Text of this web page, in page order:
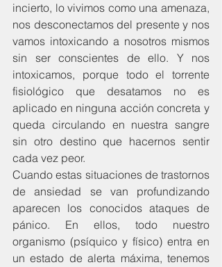
incierto, lo vivimos como una amenaza,
nos desconectamos del presente y nos
vamos intoxicando a nosotros mismos
sin ser conscientes de ello. Y nos
intoxicamos, porque todo el torrente
fisiológico que desatamos no es
aplicado en ninguna acción concreta y
queda circulando en nuestra sangre
sin otro destino que hacernos sentir
cada vez peor.
Cuando estas situaciones de trastornos
de ansiedad se van profundizando
aparecen los conocidos ataques de
pánico. En ellos, todo nuestro
organismo (psíquico y físico) entra en
un estado de alerta máxima, tenemos